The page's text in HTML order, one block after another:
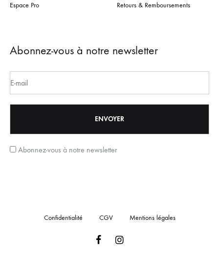
Espace Pro Retours & Remboursements
Abonnez-vous à notre newsletter
Abonnez-vous à notre newsletter
Confidentialité CGV Mentions légales
FacebookInstagram